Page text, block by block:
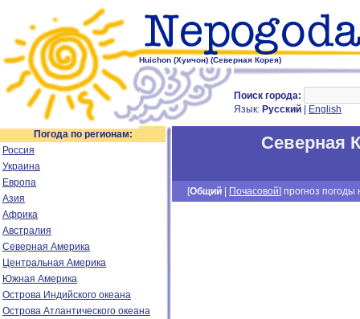
Huichon (Хуичон) (Северная Корея)
Поиск города:
Язык: Русский English
Погода по регионам:
Россия
Украина
Европа
Азия
Африка
Австралия
Северная Америка
Центральная Америка
Южная Америка
Острова Индийского океана
Острова Атлантического океана
Северная
[Общий Почасовой] прогноз погоды